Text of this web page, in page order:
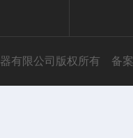
有限公司版权所有 备